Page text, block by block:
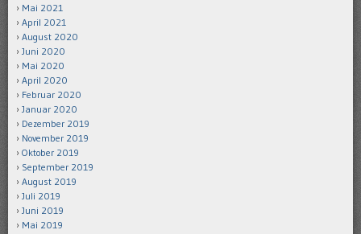
Mai 2021
April 2021
August 2020
Juni 2020
Mai 2020
April 2020
Februar 2020
Januar 2020
Dezember 2019
November 2019
Oktober 2019
September 2019
August 2019
Juli 2019
Juni 2019
Mai 2019